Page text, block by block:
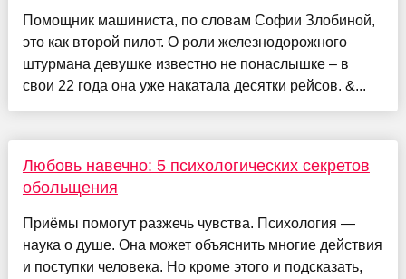
Помощник машиниста, по словам Софии Злобиной,
это как второй пилот. О роли железнодорожного
штурмана девушке известно не понаслышке – в
свои 22 года она уже накатала десятки рейсов. &...
Любовь навечно: 5 психологических секретов
обольщения
Приёмы помогут разжечь чувства. Психология —
наука о душе. Она может объяснить многие действия
и поступки человека. Но кроме этого и подсказать,